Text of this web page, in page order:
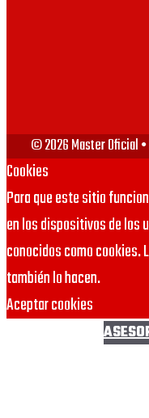
© 2026 Master Oficial
Cookies
Para que este sitio
en los dispositivos de los
conocidos como cookies.
también lo hacen.
Aceptar cookies